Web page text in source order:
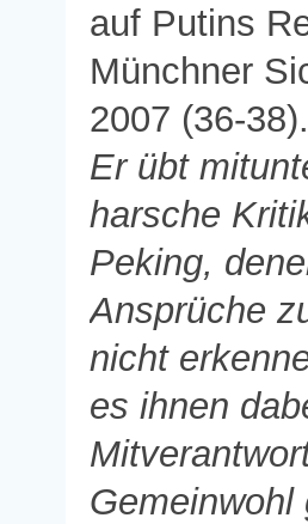
auf Putins
Münchner
2007 (36-38).
Er übt
harsche
Peking,
Ansprüche
nicht
es ihnen
Gemeinwohl